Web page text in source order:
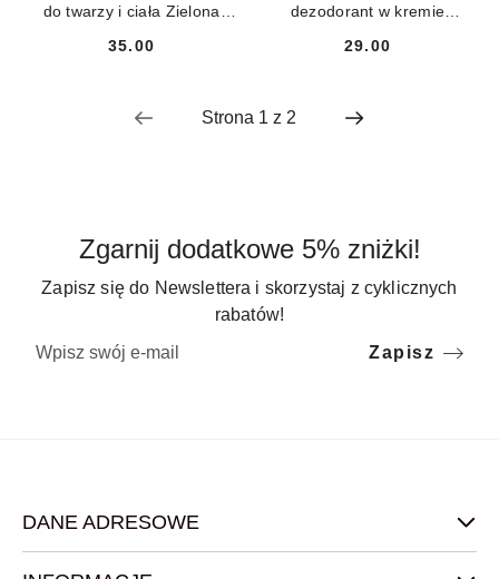
do twarzy i ciała Zielona
Cena:
35.00
dezodorant w kremie
Cena:
29.00
Zgarnij dodatkowe 5% zniżki!
Zapisz się do Newslettera i skorzystaj z cyklicznych
rabatów!
Zapisz
DANE ADRESOWE